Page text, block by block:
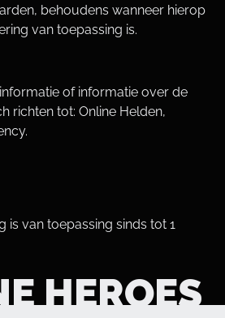
behoudens wanneer hierop
van toepassing is.
of informatie over de
richten tot: Online Helden,
.
is van toepassing sinds tot 1
HEROES